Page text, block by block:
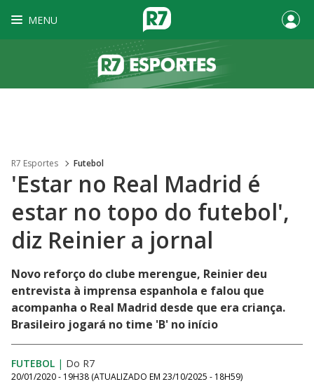
MENU
R7 Esportes Futebol
'Estar no Real Madrid é
estar no topo do futebol',
diz Reinier a jornal
Novo reforço do clube merengue, Reinier deu
entrevista à imprensa espanhola e falou que
acompanha o Real Madrid desde que era criança.
Brasileiro jogará no time 'B' no início
FUTEBOL | Do R7
20/01/2020 - 19H38 (ATUALIZADO EM 23/10/2025 - 18H59)